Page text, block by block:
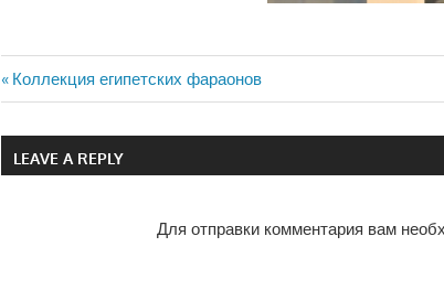
Навигация
по
Previous
Post:
Коллекция египетских фараонов
LEAVE A REPLY
Для отправки комментария вам